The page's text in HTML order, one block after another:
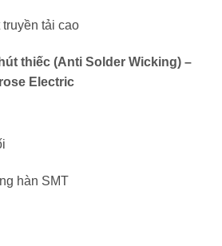
tải cao
thiếc (Anti Solder Wicking) –
Electric
hàn SMT